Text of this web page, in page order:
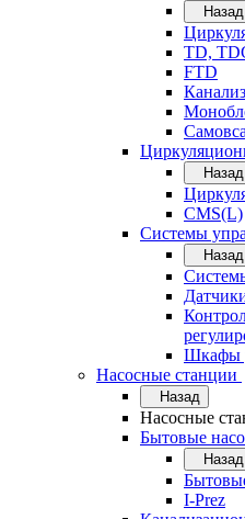
Назад
TD,
FTD
Назад
CMS(L)
Системы
Назад
Шкафы
Насосные станции
Назад
Насосные
Бытовые
Назад
I-Prez